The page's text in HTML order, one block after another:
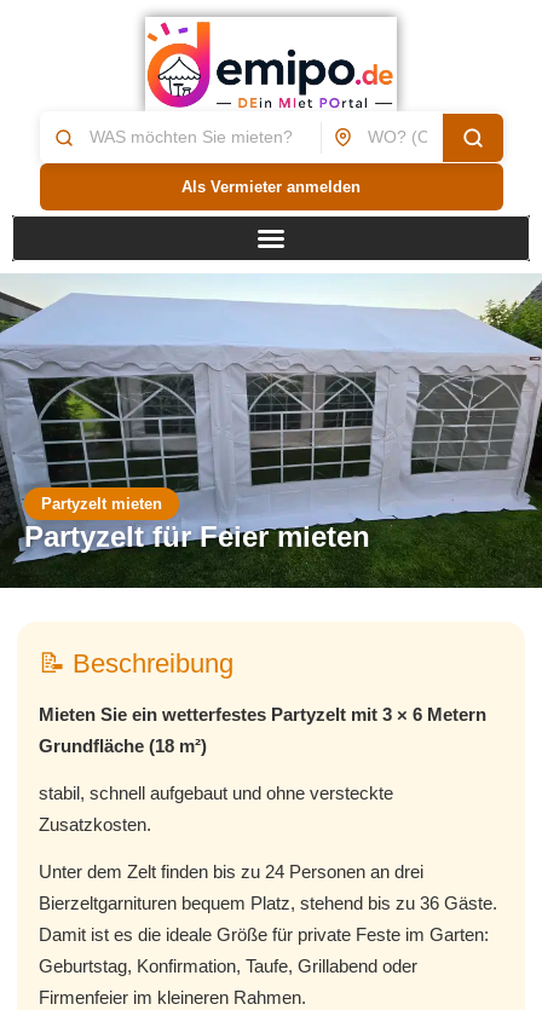
Als Vermieter anmelden
Partyzelt mieten
Partyzelt für Feier mieten
📝 Beschreibung
Mieten Sie ein wetterfestes Partyzelt mit 3 × 6 Metern
Grundfläche (18 m²)
stabil, schnell aufgebaut und ohne versteckte
Zusatzkosten.
Unter dem Zelt finden bis zu 24 Personen an drei
Bierzeltgarnituren bequem Platz, stehend bis zu 36 Gäste.
Damit ist es die ideale Größe für private Feste im Garten:
Geburtstag, Konfirmation, Taufe, Grillabend oder
Firmenfeier im kleineren Rahmen.